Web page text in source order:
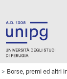
Borse, premi ed altri